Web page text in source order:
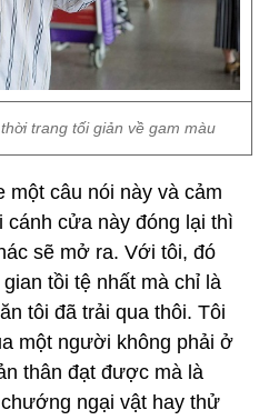
trang tối giản về gam màu
một câu nói này và cảm
cánh cửa này đóng lại thì
sẽ mở ra. Với tôi, đó
tồi tệ nhất mà chỉ là
tôi đã trải qua thôi. Tôi
một người không phải ở
thân đạt được mà là
ngại vật hay thử